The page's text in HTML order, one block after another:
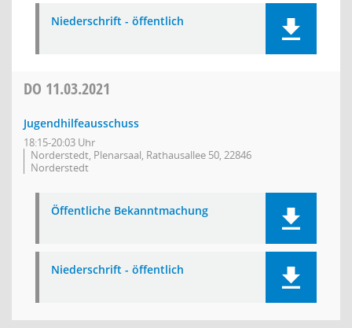
Niederschrift - öffentlich
DO 11.03.2021
Jugendhilfeausschuss
18:15-20:03 Uhr
Norderstedt, Plenarsaal, Rathausallee 50, 22846
Norderstedt
Öffentliche Bekanntmachung
Niederschrift - öffentlich